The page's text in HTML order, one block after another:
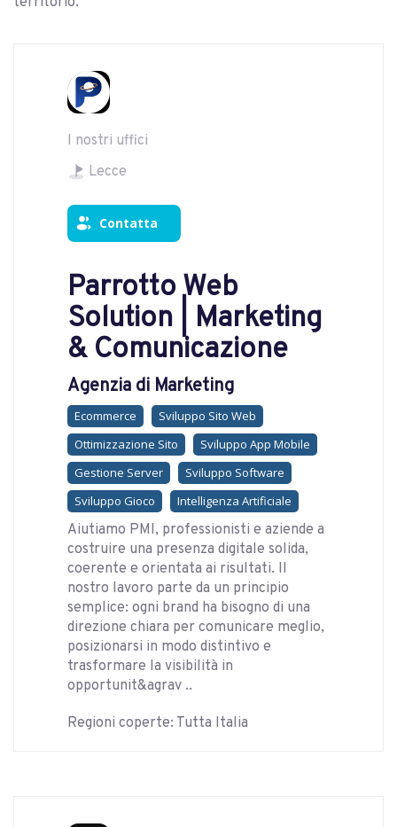
I nostri uffici
Lecce
Contatta
Parrotto Web
Solution | Marketing
& Comunicazione
Agenzia di Marketing
Ecommerce
Sviluppo Sito Web
Ottimizzazione Sito
Sviluppo App Mobile
Gestione Server
Sviluppo Software
Sviluppo Gioco
Intelligenza Artificiale
Aiutiamo PMI, professionisti e aziende a
costruire una presenza digitale solida,
coerente e orientata ai risultati. Il
nostro lavoro parte da un principio
semplice: ogni brand ha bisogno di una
direzione chiara per comunicare meglio,
posizionarsi in modo distintivo e
trasformare la visibilità in
opportunit&agrav ..
Regioni coperte: Tutta Italia